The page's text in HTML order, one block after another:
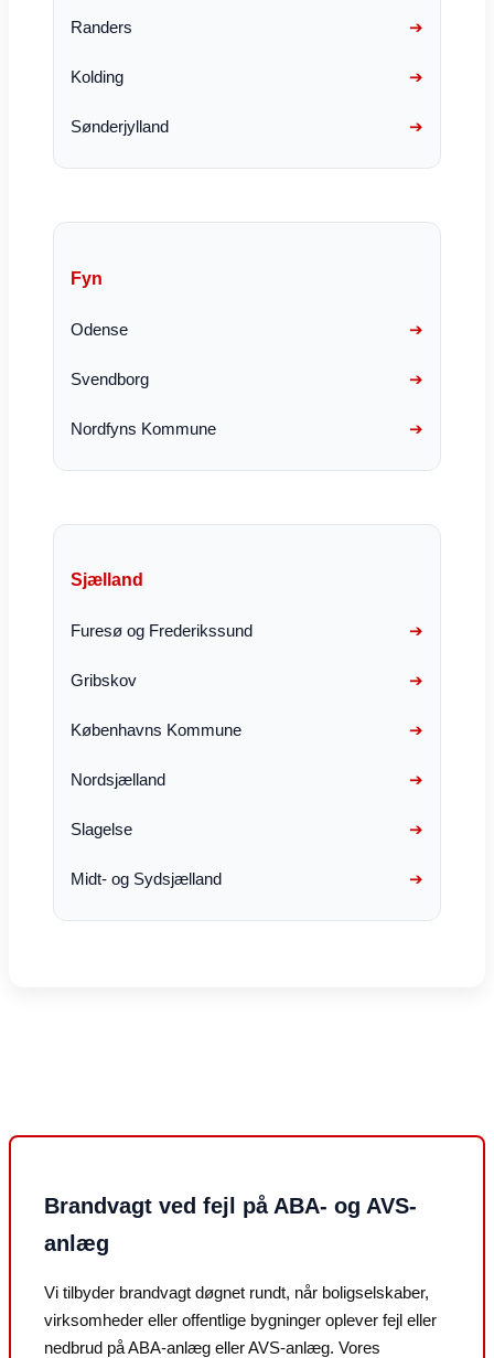
Randers
Kolding
Sønderjylland
Fyn
Odense
Svendborg
Nordfyns Kommune
Sjælland
Furesø og Frederikssund
Gribskov
Københavns Kommune
Nordsjælland
Slagelse
Midt- og Sydsjælland
Brandvagt ved fejl på ABA- og AVS-
anlæg
Vi tilbyder brandvagt døgnet rundt, når boligselskaber,
virksomheder eller offentlige bygninger oplever fejl eller
nedbrud på ABA-anlæg eller AVS-anlæg. Vores